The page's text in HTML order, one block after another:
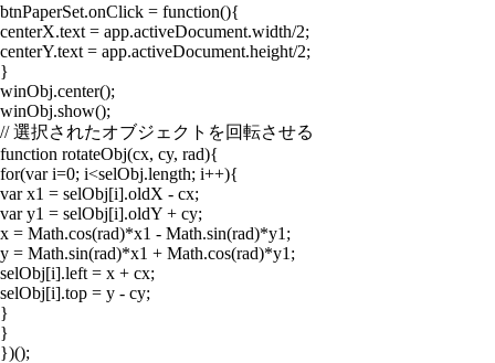
btnPaperSet.onClick = function(){
centerX.text = app.activeDocument.width/2;
centerY.text = app.activeDocument.height/2;
}
winObj.center();
winObj.show();
// 選択されたオブジェクトを回転させる
function rotateObj(cx, cy, rad){
for(var i=0; i<selObj.length; i++){
var x1 = selObj[i].oldX - cx;
var y1 = selObj[i].oldY + cy;
x = Math.cos(rad)*x1 - Math.sin(rad)*y1;
y = Math.sin(rad)*x1 + Math.cos(rad)*y1;
selObj[i].left = x + cx;
selObj[i].top = y - cy;
}
}
})();